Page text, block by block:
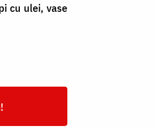
cu ulei, vase
!